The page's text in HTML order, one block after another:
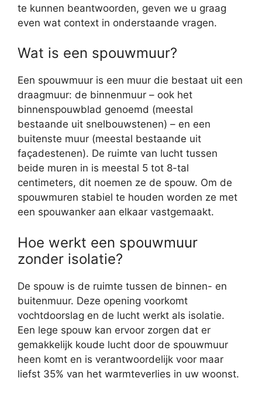
te kunnen beantwoorden, geven we u graag
even wat context in onderstaande vragen.
Wat is een spouwmuur?
Een spouwmuur is een muur die bestaat uit een
draagmuur: de binnenmuur – ook het
binnenspouwblad genoemd (meestal
bestaande uit snelbouwstenen) – en een
buitenste muur (meestal bestaande uit
façadestenen). De ruimte van lucht tussen
beide muren in is meestal 5 tot 8-tal
centimeters, dit noemen ze de spouw. Om de
spouwmuren stabiel te houden worden ze met
een spouwanker aan elkaar vastgemaakt.
Hoe werkt een spouwmuur
zonder isolatie?
De spouw is de ruimte tussen de binnen- en
buitenmuur. Deze opening voorkomt
vochtdoorslag en de lucht werkt als isolatie.
Een lege spouw kan ervoor zorgen dat er
gemakkelijk koude lucht door de spouwmuur
heen komt en is verantwoordelijk voor maar
liefst 35% van het warmteverlies in uw woonst.